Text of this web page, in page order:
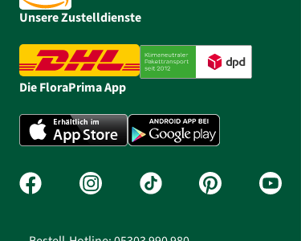
Unsere Zustelldienste
Die FloraPrima App